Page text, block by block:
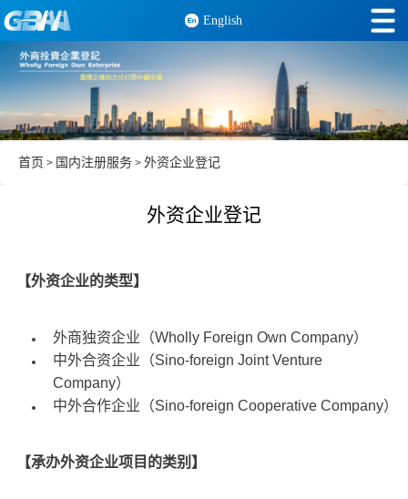
English
首页 > 国内注册服务 > 外资企业登记
外资企业登记
【外资企业的类型】
外商独资企业（Wholly Foreign Own Company）
中外合资企业（Sino-foreign Joint Venture
Company）
中外合作企业（Sino-foreign Cooperative Company）
【承办外资企业项目的类别】